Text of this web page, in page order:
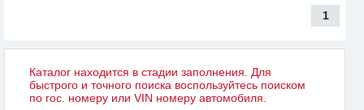
1
Каталог находится в стадии заполнения. Для
быстрого и точного поиска воспользуйтесь поиском
по гос. номеру или VIN номеру автомобиля.